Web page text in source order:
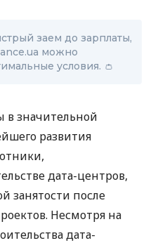
заем до зарплаты,
можно
условия. 👛
в значительной
развития
дата-центров,
занятости после
Несмотря на
дата-